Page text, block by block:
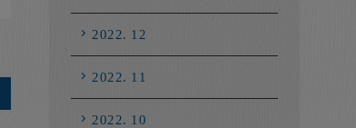
2022. 12
2022. 11
2022. 10